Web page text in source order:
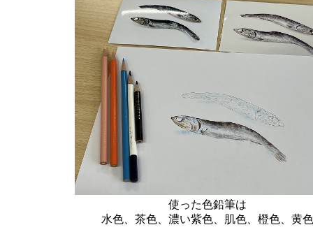
使った色鉛筆は
水色、茶色、濃い紫色、肌色、橙色、黄